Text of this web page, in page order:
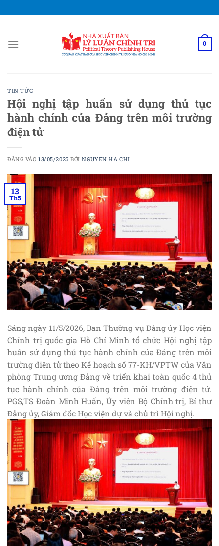
qua
dung
0
TIN TỨC
Hội nghị tập huấn sử dụng thủ tục
hành chính của Đảng trên môi trường
điện tử
ĐĂNG VÀO13/05/2026 BỞINGUYEN HA CHI
13
Th5
Sáng ngày 11/5/2026, Ban Thường vụ Đảng ủy Học viện
Chính trị quốc gia Hồ Chí Minh tổ chức Hội nghị tập
huấn sử dụng thủ tục hành chính của Đảng trên môi
trường điện tử theo Kế hoạch số 77-KH/VPTW của Văn
phòng Trung ương Đảng về triển khai toàn quốc 4 thủ
tục hành chính của Đảng trên môi trường điện tử.
PGS,TS Đoàn Minh Huấn, Ủy viên Bộ Chính trị, Bí thư
Đảng ủy, Giám đốc Học viện dự và chủ trì Hội nghị.